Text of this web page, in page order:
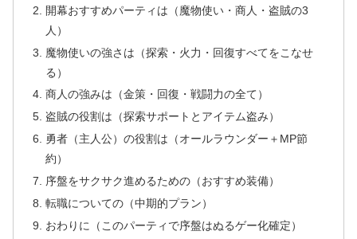
開幕おすすめパーティは（魔物使い・商人・盗賊の3
人）
魔物使いの強さは（探索・火力・回復すべてをこなせ
る）
商人の強みは（金策・回復・戦闘力の全て）
盗賊の役割は（探索サポートとアイテム盗み）
勇者（主人公）の役割は（オールラウンダー＋MP節
約）
序盤をサクサク進めるための（おすすめ装備）
転職についての（中期的プラン）
おわりに（このパーティで序盤はぬるゲー化確定）